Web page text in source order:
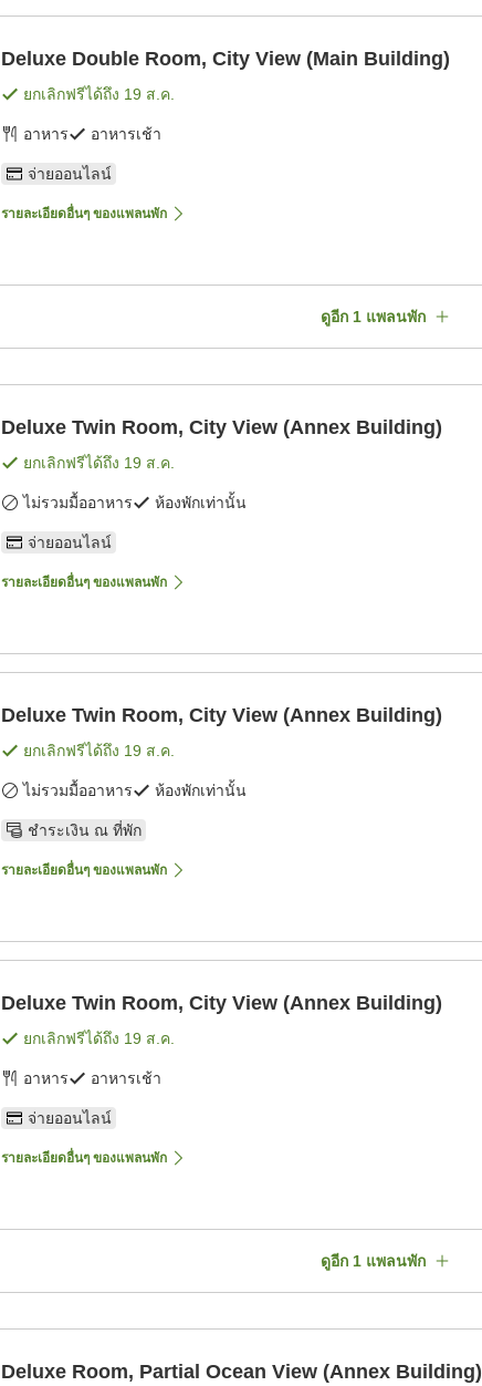
Deluxe Double Room, City View (Main Building)
ยกเลิกฟรีได้ถึง 19 ส.ค.
อาหาร อาหารเช้า
จ่ายออนไลน์
รายละเอียดอื่นๆ ของแพลนพัก
ดูอีก 1แพลนพัก
Deluxe Twin Room, City View (Annex Building)
ยกเลิกฟรีได้ถึง 19 ส.ค.
ไม่รวมมื้ออาหาร ห้องพักเท่านั้น
จ่ายออนไลน์
รายละเอียดอื่นๆ ของแพลนพัก
Deluxe Twin Room, City View (Annex Building)
ยกเลิกฟรีได้ถึง 19 ส.ค.
ไม่รวมมื้ออาหาร ห้องพักเท่านั้น
ชำระเงิน ณ ที่พัก
รายละเอียดอื่นๆ ของแพลนพัก
Deluxe Twin Room, City View (Annex Building)
ยกเลิกฟรีได้ถึง 19 ส.ค.
อาหาร อาหารเช้า
จ่ายออนไลน์
รายละเอียดอื่นๆ ของแพลนพัก
ดูอีก 1แพลนพัก
Deluxe Room, Partial Ocean View (Annex Building)